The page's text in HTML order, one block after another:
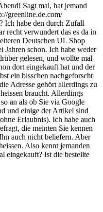
Sagt mal, hat jemand
greenline.de.com/
Ich habe den durch Zufall
recht verwundert das es da in
Deutschen UL Shop
Jahren schon. Ich habe weder
gelesen, und wollte mal
dort eingekauft hat und der
ein bisschen nachgeforscht
Adresse gehört allerdings zu
braucht. Allerdings
an als ob Sie via Google
und einige der Artikel sind
Erlaubnis). Ich habe auch
die meinten Sie kennen
auch nicht beliefern. Aber
Also kennt jemanden
eingekauft? Ist die bestellte